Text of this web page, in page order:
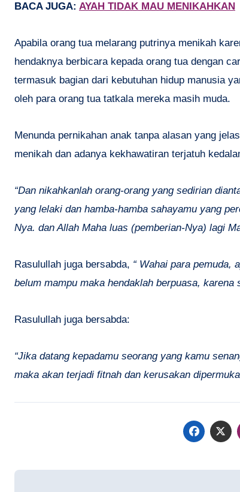
BACA JUGA: AYAH TIDAK MAU MENIKAHKAN
Apabila orang tua melarang putrinya menikah
hendaknya berbicara kepada orang tua dengan
termasuk bagian dari kebutuhan hidup manusia
oleh para orang tua tatkala mereka masih muda.
Menunda pernikahan anak tanpa alasan yang
menikah dan adanya kekhawatiran terjatuh
“Dan nikahkanlah orang-orang yang sedirian
yang lelaki dan hamba-hamba sahayamu yang
Nya. dan Allah Maha luas (pemberian-Nya) lagi
Rasulullah juga bersabda, “ Wahai para pemuda,
belum mampu maka hendaklah berpuasa, karena
Rasulullah juga bersabda:
“Jika datang kepadamu seorang yang kamu
maka akan terjadi fitnah dan kerusakan